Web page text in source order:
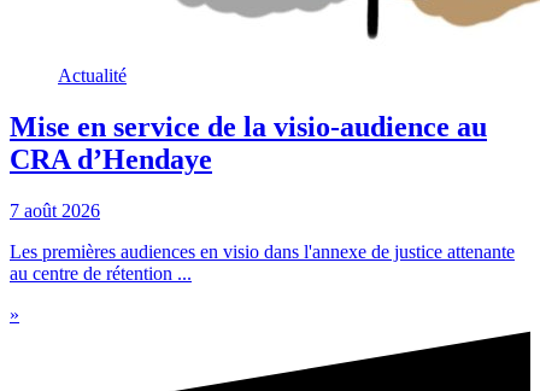
Actualité
Mise en service de la visio-audience au
CRA d’Hendaye
7 août 2026
Les premières audiences en visio dans l'annexe de justice attenante
au centre de rétention ...
»